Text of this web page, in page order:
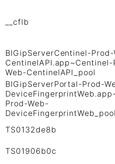
__cflb
BIGipServerCentinel-Prod-
CentinelAPI.app~Centinel-
Web-CentinelAPI_pool
BIGipServerPortal-Prod-
Prod-Web-
DeviceFingerprintWeb_pool
TS0132de8b
TS01906b0c